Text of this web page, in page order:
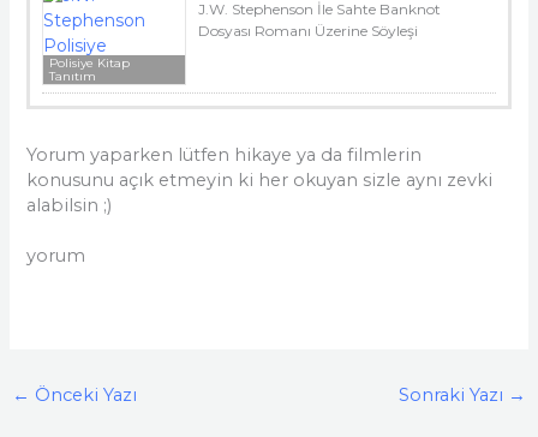
Polisiye Kitap
Tanıtım
J.W. Stephenson İle Sahte Banknot
Dosyası Romanı Üzerine Söyleşi
Yorum yaparken lütfen hikaye ya da filmlerin
konusunu açık etmeyin ki her okuyan sizle aynı zevki
alabilsin ;)
yorum
← Önceki Yazı Sonraki Yazı →